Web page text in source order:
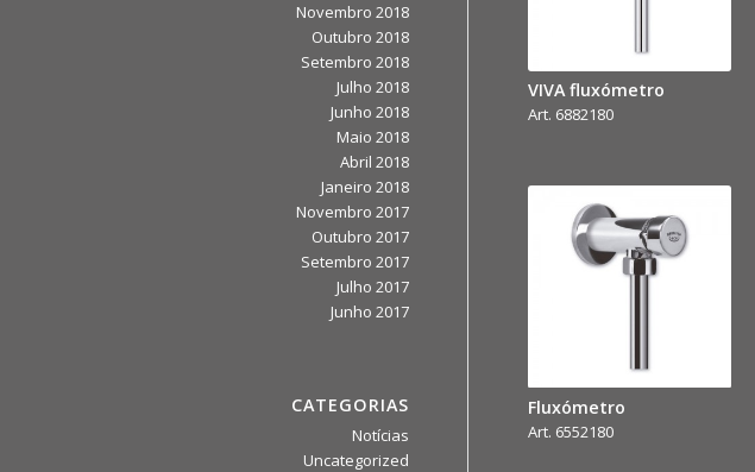
VIVA fluxómetro
Art. 6882180
Fluxómetro
Art. 6552180
Novembro 2018
Outubro 2018
Setembro 2018
Julho 2018
Junho 2018
Maio 2018
Abril 2018
Janeiro 2018
Novembro 2017
Outubro 2017
Setembro 2017
Julho 2017
Junho 2017
CATEGORIAS
Notícias
Uncategorized